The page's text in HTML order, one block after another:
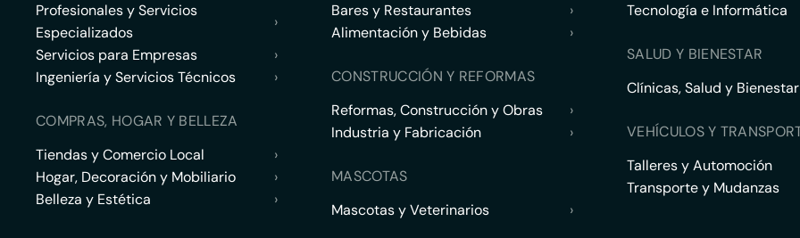
Profesionales y Servicios
Especializados
›
Servicios para Empresas
›
Ingeniería y Servicios Técnicos
›
COMPRAS, HOGAR Y BELLEZA
Tiendas y Comercio Local
›
Hogar, Decoración y Mobiliario
›
Belleza y Estética
›
Bares y Restaurantes
›
Alimentación y Bebidas
›
CONSTRUCCIÓN Y REFORMAS
Reformas, Construcción y Obras
›
Industria y Fabricación
›
MASCOTAS
Mascotas y Veterinarios
›
Tecnología e Informática
SALUD Y BIENESTAR
Clínicas, Salud y Bienestar
VEHÍCULOS Y
Talleres y Automoción
Transporte y Mudanzas